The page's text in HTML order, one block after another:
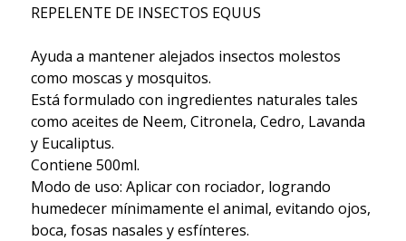
REPELENTE DE INSECTOS EQUUS
Ayuda a mantener alejados insectos molestos
como moscas y mosquitos.
Está formulado con ingredientes naturales tales
como aceites de Neem, Citronela, Cedro, Lavanda
y Eucaliptus.
Contiene 500ml.
Modo de uso: Aplicar con rociador, logrando
humedecer mínimamente el animal, evitando ojos,
boca, fosas nasales y esfínteres.